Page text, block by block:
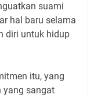
suami
hal baru selama
diri untuk hidup
itu, yang
yang sangat